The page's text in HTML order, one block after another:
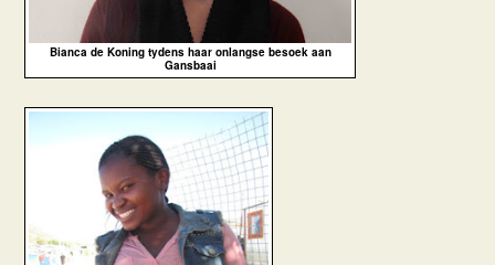
Bianca de Koning tydens haar onlangse besoek aan
Gansbaai